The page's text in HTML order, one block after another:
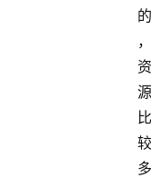
的
，
资
源
比
较
多